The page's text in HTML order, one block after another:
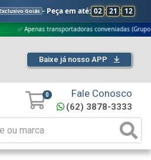
Goiás - Peça em até: 02 : 21 : 11
✅ Apenas transportadoras conveniadas (Grupo G5)
Baixe já nosso APP
0 Fale Conosco
(62) 3878-3333